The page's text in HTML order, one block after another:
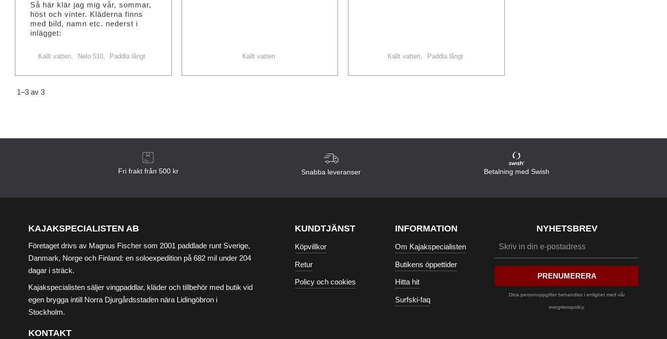
Så här klär jag mig vår, sommar,
höst och vinter. Kläderna finns
med bild, namn etc. nederst i
inlägget:
Kallt vatten Nelo 510 Paddla långt Kallt vatten Kallt vatten Paddla långt
1–3 av 3
Fri frakt från 500 kr Snabba leveranser Betalning med Swish
KAJAKSPECIALISTEN AB
Företaget drivs av Magnus Fischer som 2001 paddlade runt Sverige,
Danmark, Norge och Finland: en soloexpedition på 682 mil under 204
dagar i sträck.
Kajakspecialisten säljer vingpaddlar, kläder och tillbehör med butik vid
egen brygga intill Norra Djurgårdsstaden nära Lidingöbron i
Stockholm.
KONTAKT
KUNDTJÄNST
Köpvillkor
Retur
Policy och cookies
INFORMATION
Om Kajakspecialisten
Butikens öppettider
Hitta hit
Surfski-faq
NYHETSBREV
PRENUMERERA
Dina personuppgifter behandlas i enlighet med vår
integritetspolicy.